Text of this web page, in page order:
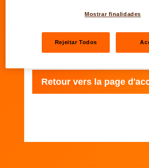
traitée dans les meilleurs délais.
Retour vers la page
Mostrar finalidades
Rejeitar Todos